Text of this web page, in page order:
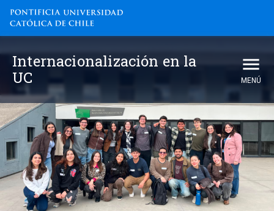
Internacionalización en la
UC
MENÚ